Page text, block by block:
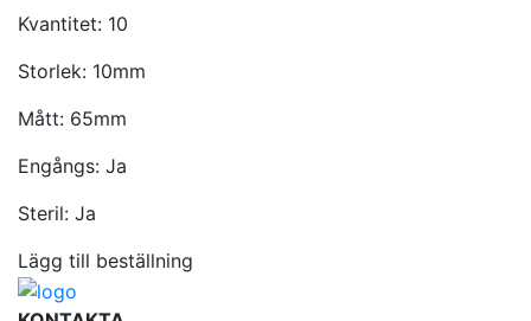
Kvantitet: 10
Storlek: 10mm
Mått: 65mm
Engångs: Ja
Steril: Ja
Lägg till beställning